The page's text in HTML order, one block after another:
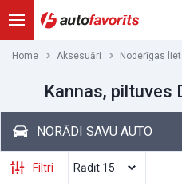
Home Aksesuāri Noderīgas
Kannas, piltuves
NORĀDI SAVU AUTO
Filtri